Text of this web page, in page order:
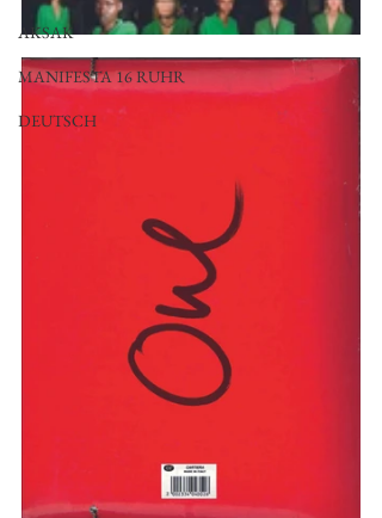
AKSAK
MANIFESTA 16 RUHR
DEUTSCH